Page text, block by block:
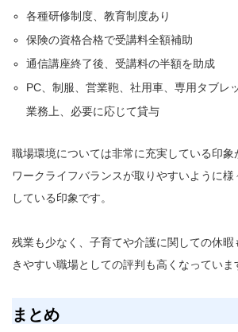
各種研修制度、教育制度あり
保険の資格合格で受講料全額補助
通信講座終了後、受講料の半額を助成
PC、制服、営業鞄、社用車、専用タブレ
業務上、必要に応じて貸与
職場環境については非常に充実している印象
ワークライフバランスが取りやすいように
している印象です。
残業も少なく、子育てや介護に関しての休暇
きやすい職場としての評判も高くなっていま
まとめ